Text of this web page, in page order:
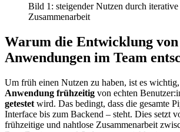
Bild 1: steigender Nutzen durch iterative
Zusammenarbeit
Warum die Entwicklung
Anwendungen im Team
Um früh einen Nutzen zu haben, ist es wichtig,
Anwendung frühzeitig von echten
getestet wird. Das bedingt, dass die gesamte
Interface bis zum Backend – steht. Dies setzt
frühzeitige und nahtlose Zusammenarbeit